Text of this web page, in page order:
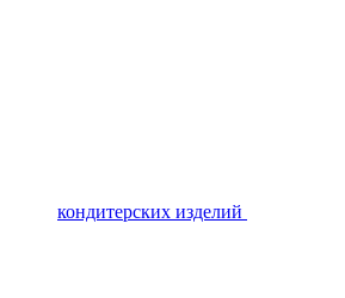
кондитерских изделий